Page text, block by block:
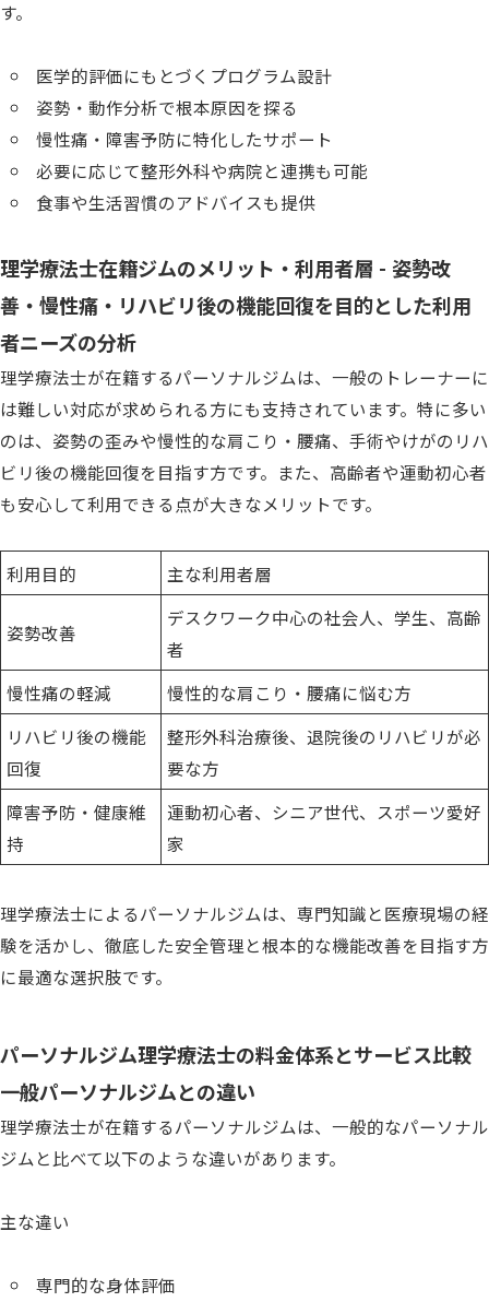
す。
医学的評価にもとづくプログラム設計
姿勢・動作分析で根本原因を探る
慢性痛・障害予防に特化したサポート
必要に応じて整形外科や病院と連携も可能
食事や生活習慣のアドバイスも提供
理学療法士在籍ジムのメリット・利用者層 - 姿勢改
善・慢性痛・リハビリ後の機能回復を目的とした利用
者ニーズの分析
理学療法士が在籍するパーソナルジムは、一般のトレーナーに
は難しい対応が求められる方にも支持されています。特に多い
のは、姿勢の歪みや慢性的な肩こり・腰痛、手術やけがのリハ
ビリ後の機能回復を目指す方です。また、高齢者や運動初心者
も安心して利用できる点が大きなメリットです。
利用目的 主な利用者層
姿勢改善
デスクワーク中心の社会人、学生、高齢
者
慢性痛の軽減
慢性的な肩こり・腰痛に悩む方
リハビリ後の機能
回復
整形外科治療後、退院後のリハビリが必
要な方
障害予防・健康維
持
運動初心者、シニア世代、スポーツ愛好
家
理学療法士によるパーソナルジムは、専門知識と医療現場の経
験を活かし、徹底した安全管理と根本的な機能改善を目指す方
に最適な選択肢です。
パーソナルジム理学療法士の料金体系とサービス比較
一般パーソナルジムとの違い
理学療法士が在籍するパーソナルジムは、一般的なパーソナル
ジムと比べて以下のような違いがあります。
主な違い
専門的な身体評価